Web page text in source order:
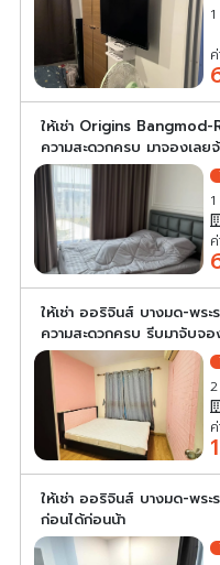
ให้เช่า Origins
ความสะดวกครบ มาจองเลย
ให้เช่า ออริจินส์ บางมด-พร
ความสะดวกครบ รีบมาจับจอ
ให้เช่า ออริจินส์ บางมด-พร
ก่อนได้ก่อนน้า